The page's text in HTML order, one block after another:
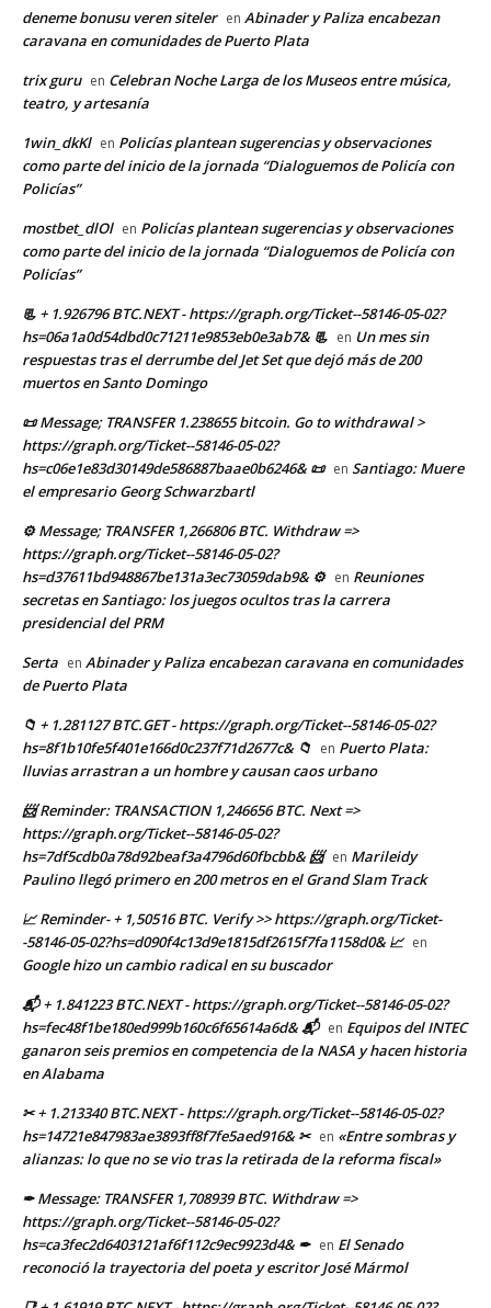
deneme bonusu veren siteler en Abinader y Paliza encabezan
caravana en comunidades de Puerto Plata
trix guru en Celebran Noche Larga de los Museos entre música,
teatro, y artesanía
1win_dkKl en Policías plantean sugerencias y observaciones
como parte del inicio de la jornada “Dialoguemos de Policía con
Policías”
mostbet_dlOl en Policías plantean sugerencias y observaciones
como parte del inicio de la jornada “Dialoguemos de Policía con
Policías”
📃 + 1.926796 BTC.NEXT - https://graph.org/Ticket--58146-05-02?
hs=06a1a0d54dbd0c71211e9853eb0e3ab7& 📃 en Un mes sin
respuestas tras el derrumbe del Jet Set que dejó más de 200
muertos en Santo Domingo
📜 Message; TRANSFER 1.238655 bitcoin. Go to withdrawal >
https://graph.org/Ticket--58146-05-02?
hs=c06e1e83d30149de586887baae0b6246& 📜 en Santiago: Muere
el empresario Georg Schwarzbartl
⚙ Message; TRANSFER 1,266806 BTC. Withdraw =>
https://graph.org/Ticket--58146-05-02?
hs=d37611bd948867be131a3ec73059dab9& ⚙ en Reuniones
secretas en Santiago: los juegos ocultos tras la carrera
presidencial del PRM
Serta en Abinader y Paliza encabezan caravana en comunidades
de Puerto Plata
📁 + 1.281127 BTC.GET - https://graph.org/Ticket--58146-05-02?
hs=8f1b10fe5f401e166d0c237f71d2677c& 📁 en Puerto Plata:
lluvias arrastran a un hombre y causan caos urbano
📨 Reminder: TRANSACTION 1,246656 BTC. Next =>
https://graph.org/Ticket--58146-05-02?
hs=7df5cdb0a78d92beaf3a4796d60fbcbb& 📨 en Marileidy
Paulino llegó primero en 200 metros en el Grand Slam Track
📈 Reminder- + 1,50516 BTC. Verify >> https://graph.org/Ticket-
-58146-05-02?hs=d090f4c13d9e1815df2615f7fa1158d0& 📈 en
Google hizo un cambio radical en su buscador
📬 + 1.841223 BTC.NEXT - https://graph.org/Ticket--58146-05-02?
hs=fec48f1be180ed999b160c6f65614a6d& 📬 en Equipos del INTEC
ganaron seis premios en competencia de la NASA y hacen historia
en Alabama
✂ + 1.213340 BTC.NEXT - https://graph.org/Ticket--58146-05-02?
hs=14721e847983ae3893ff8f7fe5aed916& ✂ en «Entre sombras y
alianzas: lo que no se vio tras la retirada de la reforma fiscal»
✒ Message: TRANSFER 1,708939 BTC. Withdraw =>
https://graph.org/Ticket--58146-05-02?
hs=ca3fec2d6403121af6f112c9ec9923d4& ✒ en El Senado
reconoció la trayectoria del poeta y escritor José Mármol